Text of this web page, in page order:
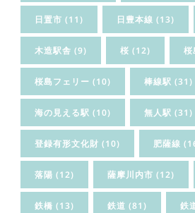
日置市 (11) 日豊本線 (13)
木造駅舎 (9) 桜 (12) 桜
桜島フェリー (10) 棒線駅 (31)
海の見える駅 (10) 無人駅 (31)
登録有形文化財 (10) 肥薩線
落陽 (12) 薩摩川内市 (12)
鉄橋 (13) 鉄道 (81) 鉄